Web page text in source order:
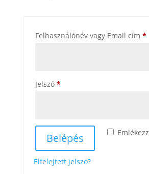
Felhasználónév vagy Email cím *
Jelszó *Kötelező
Belépés
Elfelejtett jelszó?